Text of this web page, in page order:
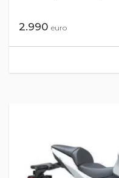
2.990 euro